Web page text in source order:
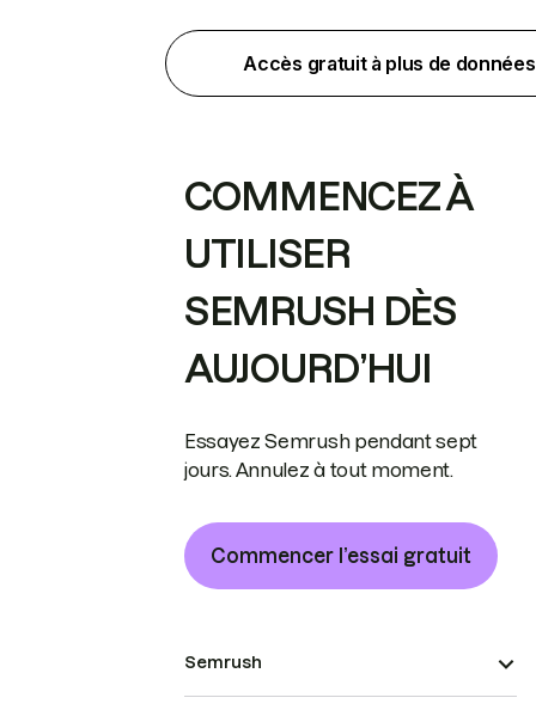
Accès gratuit à plus de données
COMMENCEZ À
UTILISER
SEMRUSH DÈS
AUJOURD’HUI
Essayez Semrush pendant sept
jours. Annulez à tout moment.
Commencer l’essai gratuit
Semrush